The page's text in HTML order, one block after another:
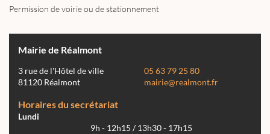
Permission de voirie ou de stationnement
Mairie de Réalmont
3 rue de l'Hôtel de ville
81120 Réalmont
05 63 79 25 80
mairie@realmont.fr
Horaires du secrétariat
Lundi
9h - 12h15 / 13h30 - 17h15